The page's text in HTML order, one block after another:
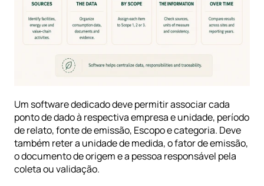
Um software dedicado deve permitir associar cada
ponto de dado à respectiva empresa e unidade, período
de relato, fonte de emissão, Escopo e categoria. Deve
também reter a unidade de medida, o fator de emissão,
o documento de origem e a pessoa responsável pela
coleta ou validação.